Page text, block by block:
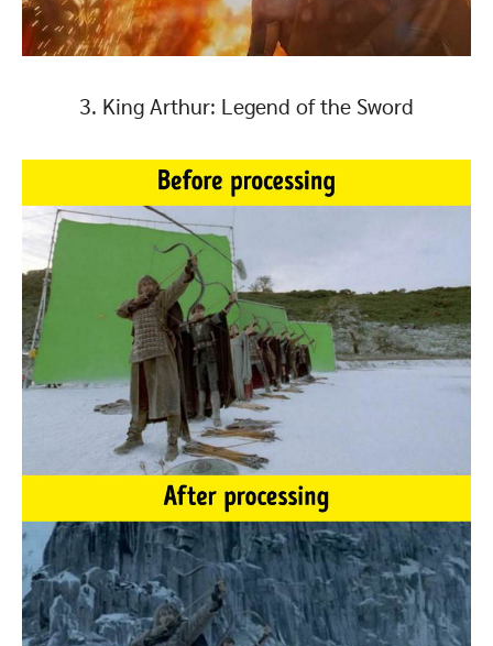
3. King Arthur: Legend of the Sword